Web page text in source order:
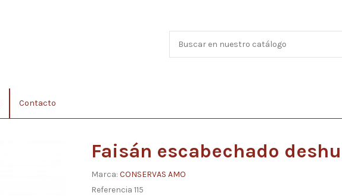
Contacto
Faisán escabechado
Marca: CONSERVAS AMO
Referencia 115